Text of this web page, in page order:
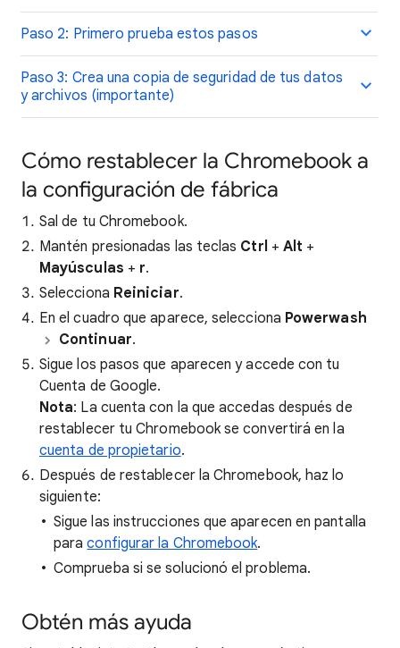
Paso 2: Primero prueba estos pasos
Paso 3: Crea una copia de seguridad de tus datos
y archivos (importante)
Cómo restablecer la Chromebook a
la configuración de fábrica
Sal de tu Chromebook.
Mantén presionadas las teclas Ctrl + Alt +
Mayúsculas + r.
Selecciona Reiniciar.
En el cuadro que aparece, selecciona Powerwash
Continuar.
Sigue los pasos que aparecen y accede con tu
Cuenta de Google.
Nota: La cuenta con la que accedas después de
restablecer tu Chromebook se convertirá en la
cuenta de propietario.
Después de restablecer la Chromebook, haz lo
siguiente:
Sigue las instrucciones que aparecen en pantalla
paraconfigurar la Chromebook.
Comprueba si se solucionó el problema.
Obtén más ayuda